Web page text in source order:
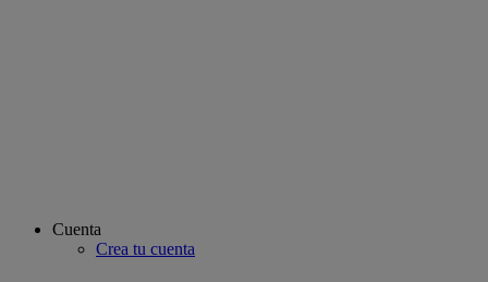
Cuenta
Crea tu cuenta